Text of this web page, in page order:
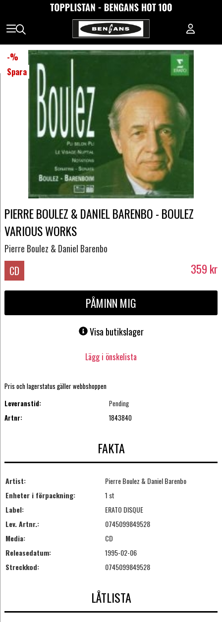
-%
Spara
PIERRE BOULEZ & DANIEL BARENBO - BOULEZ
VARIOUS WORKS
Pierre Boulez & Daniel Barenbo
CD 359 kr
PÅMINN MIG
Visa butikslager
Lägg i önskelista
Pris och lagerstatus gäller webbshoppen
Leveranstid:
Pending
Artnr:
1843840
FAKTA
Artist:
Pierre Boulez & Daniel Barenbo
Enheter i förpackning:
1 st
Label:
ERATO DISQUE
Lev. Artnr.:
0745099849528
Media:
CD
Releasedatum:
1995-02-06
Streckkod:
0745099849528
LÅTLISTA